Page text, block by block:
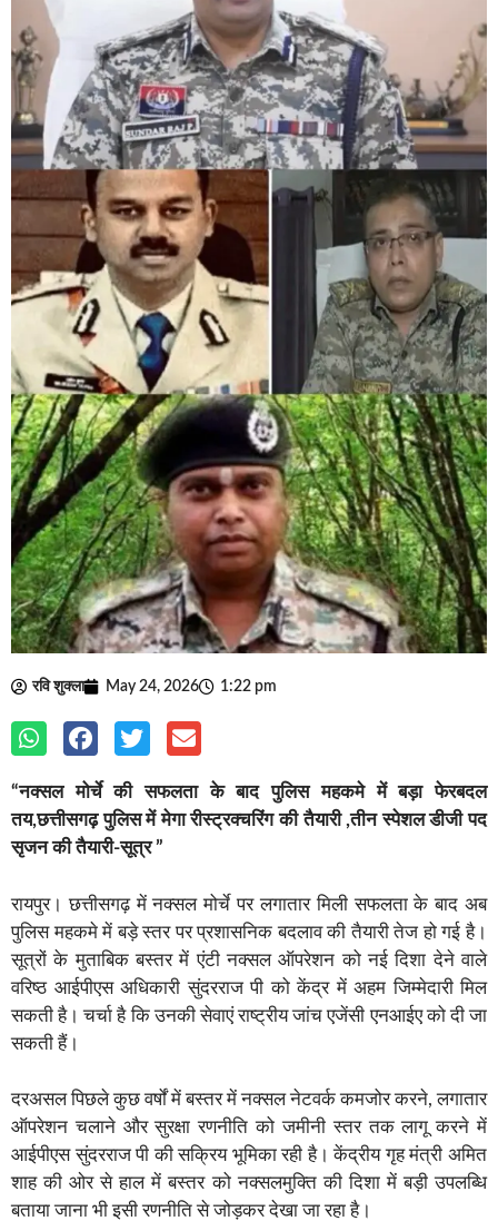
रवि शुक्ला May 24, 2026 1:22 pm
“नक्सल मोर्चे की सफलता के बाद पुलिस महकमे में बड़ा फेरबदल
तय,छत्तीसगढ़ पुलिस में मेगा रीस्ट्रक्चरिंग की तैयारी ,तीन स्पेशल डीजी पद
सृजन की तैयारी-सूत्र ”
रायपुर। छत्तीसगढ़ में नक्सल मोर्चे पर लगातार मिली सफलता के बाद अब
पुलिस महकमे में बड़े स्तर पर प्रशासनिक बदलाव की तैयारी तेज हो गई है।
सूत्रों के मुताबिक बस्तर में एंटी नक्सल ऑपरेशन को नई दिशा देने वाले
वरिष्ठ आईपीएस अधिकारी सुंदरराज पी को केंद्र में अहम जिम्मेदारी मिल
सकती है। चर्चा है कि उनकी सेवाएं राष्ट्रीय जांच एजेंसी एनआईए को दी जा
सकती हैं।
दरअसल पिछले कुछ वर्षों में बस्तर में नक्सल नेटवर्क कमजोर करने, लगातार
ऑपरेशन चलाने और सुरक्षा रणनीति को जमीनी स्तर तक लागू करने में
आईपीएस सुंदरराज पी की सक्रिय भूमिका रही है। केंद्रीय गृह मंत्री अमित
शाह की ओर से हाल में बस्तर को नक्सलमुक्ति की दिशा में बड़ी उपलब्धि
बताया जाना भी इसी रणनीति से जोड़कर देखा जा रहा है।